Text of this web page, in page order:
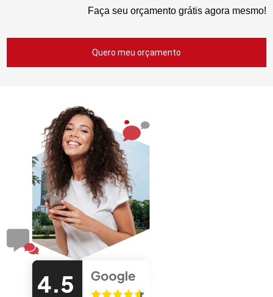
Faça seu orçamento grátis agora mesmo!
Quero meu orçamento